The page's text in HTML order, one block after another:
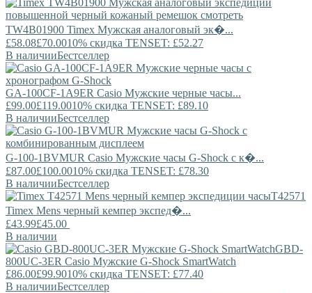
TW4B01900 Timex Мужская аналоговый эк�...
£58.08£70.0010% скидка TENSET: £52.27
В наличииБестселлер
GA-100CF-1A9ER Casio Мужские черные часы...
£99.00£119.0010% скидка TENSET: £89.10
В наличииБестселлер
G-100-1BVMUR Casio Мужские часы G-Shock с к�...
£87.00£100.0010% скидка TENSET: £78.30
В наличииБестселлер
T42571
Timex Mens черный кемпер экспед�...
£43.99£45.00
В наличии
GBD-
800UC-3ER Casio Мужские G-Shock SmartWatch
£86.00£99.9010% скидка TENSET: £77.40
В наличииБестселлер